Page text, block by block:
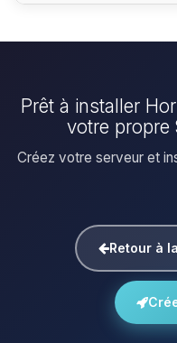
Prêt à installer
votre propre
Créez votre serveur et
Retour à